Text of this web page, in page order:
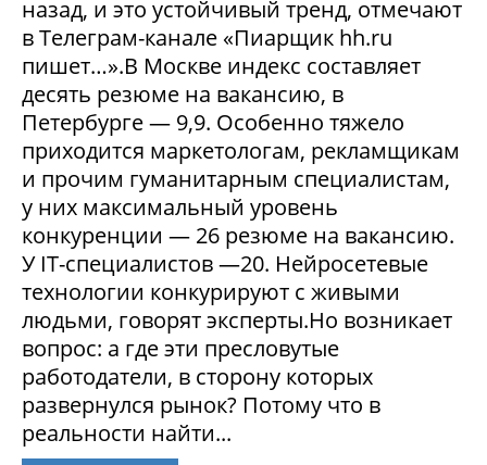
назад, и это устойчивый тренд, отмечают
в Телеграм-канале «Пиарщик hh.ru
пишет…».В Москве индекс составляет
десять резюме на вакансию, в
Петербурге — 9,9. Особенно тяжело
приходится маркетологам, рекламщикам
и прочим гуманитарным специалистам,
у них максимальный уровень
конкуренции — 26 резюме на вакансию.
У IT-специалистов —20. Нейросетевые
технологии конкурируют с живыми
людьми, говорят эксперты.Но возникает
вопрос: а где эти пресловутые
работодатели, в сторону которых
развернулся рынок? Потому что в
реальности найти...